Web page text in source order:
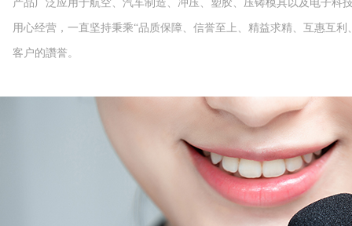
用心经营，一直坚持秉乘“品质保障、信誉至上、精益求精、互惠互
客户的讚誉。